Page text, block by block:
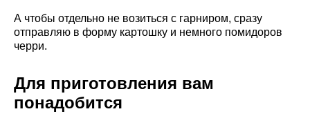
А чтобы отдельно не возиться с гарниром, сразу
отправляю в форму картошку и немного помидоров
черри.
Для приготовления вам
понадобится